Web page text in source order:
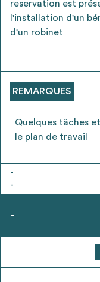
* Attention, l’ajout
voirFAQ
reservation est
l'installation d'un
d'un robinet
REMARQUES
Quelques tâches
le plan de travail
-
-
-